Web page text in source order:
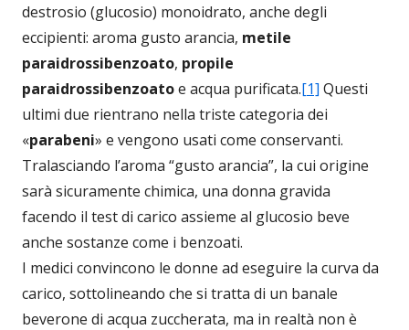
destrosio (glucosio) monoidrato, anche degli
eccipienti: aroma gusto arancia, metile
paraidrossibenzoato, propile
paraidrossibenzoatoe acqua purificata.[1] Questi
ultimi due rientrano nella triste categoria dei
«parabeni» e vengono usati come conservanti.
Tralasciando l’aroma “gusto arancia”, la cui origine
sarà sicuramente chimica, una donna gravida
facendo il test di carico assieme al glucosio beve
anche sostanze come i benzoati.
I medici convincono le donne ad eseguire la curva da
carico, sottolineando che si tratta di un banale
beverone di acqua zuccherata, ma in realtà non è